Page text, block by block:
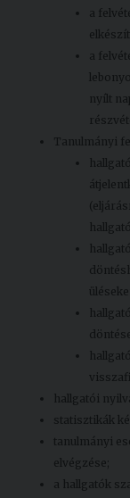
a
a
nyílt
Tanulmányi
hallgatói
statisztikák
tanulmányi
elvégzése;
a hallgatók